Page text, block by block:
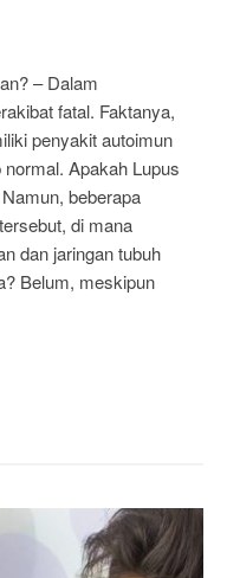
– Dalam
fatal. Faktanya,
penyakit autoimun
Apakah Lupus
beberapa
di mana
dan jaringan tubuh
Belum, meskipun